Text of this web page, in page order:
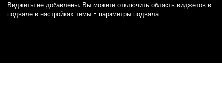
Виджеты не добавлены. Вы можете отключить область виджетов в
подвале в настройках темы - параметры подвала